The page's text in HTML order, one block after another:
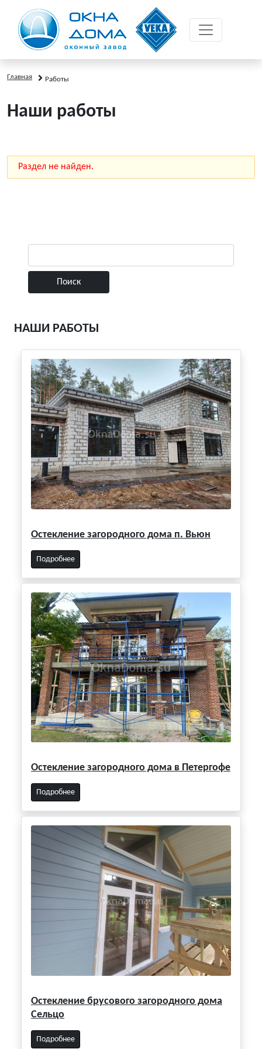
Главная Работы
Наши работы
Раздел не найден.
НАШИ РАБОТЫ
Остекление загородного дома п. Вьюн
Подробнее
Остекление загородного дома в Петергофе
Подробнее
Остекление брусового загородного дома
Сельцо
Подробнее